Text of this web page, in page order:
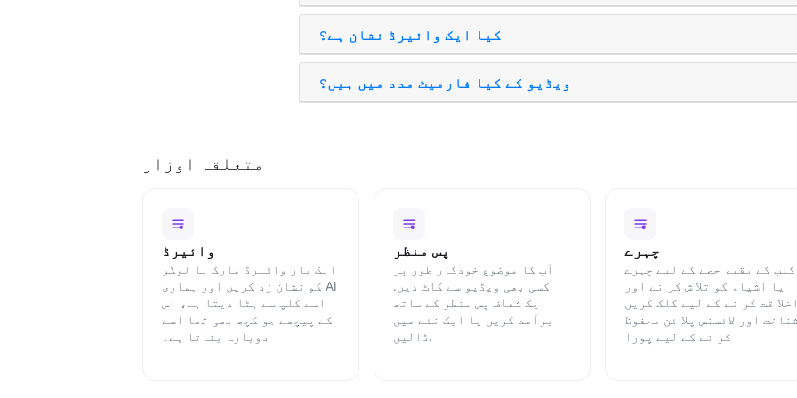
کیا ایک وائیرڈ نشان ہے؟
ویڈیو کے کیا فارمیٹ مدد میں ہیں؟
متعلقہ اوزار
وائیرڈ
ایک بار وائیرڈ مارک یا لوگو
کو نشان زد کریں اور ہماری AI
اسے کلپ سے ہٹا دیتا ہے، اس
کے پیچھے جو کچھ بھی تھا اسے
دوبارہ بناتا ہے۔
پس منظر
آپ کا موضوع خودکار طور پر
کسی بھی ویڈیو سے کاٹ دیں.
ایک شفاف پس منظر کے ساتھ
برآمد کریں یا ایک نئے میں
ڈالیں.
چہرے
کلپ کے بقيه حصے کے ليے چہرے
يا اشیاء کو تلا ش کر نے اور
قت کر نے کے ليے کلک کريں
اور لائسنس پلا ئن محفوظ
کر نے کے ليے پورا